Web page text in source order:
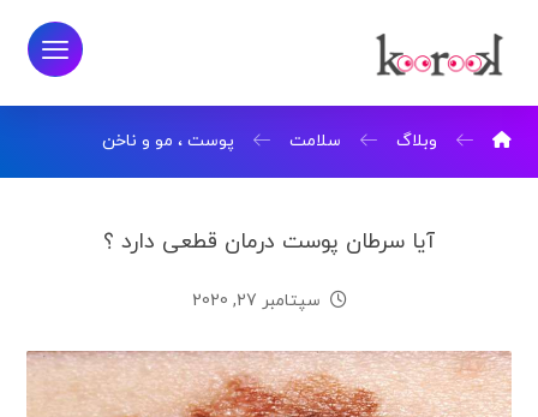
وبلاگ سلامت پوست ، مو و ناخن
آیا سرطان پوست درمان قطعی دارد ؟
سپتامبر 27, 2020